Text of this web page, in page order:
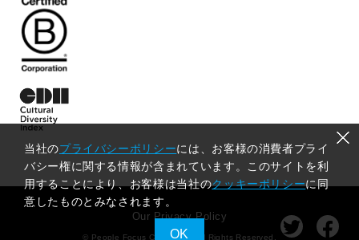
Our Privacy Policy
© People Focus Consulting All Rights Reserved.
当社のプライバシーポリシーには、お客様の消費者プライ
バシー権に関する情報が含まれています。このサイトを利
用することにより、お客様は当社のクッキーポリシーに同
意したものとみなされます。
OK